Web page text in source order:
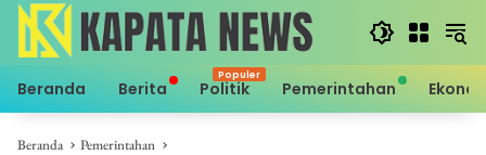
Langsung
konten
Beranda Berita Politik Pemerintahan
Beranda Pemerintahan